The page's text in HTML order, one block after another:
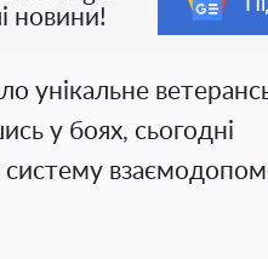
новини!
унікальне
у боях, сьогодні